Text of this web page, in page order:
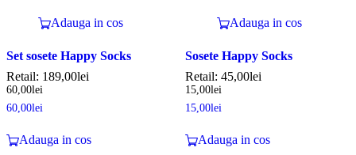
Adauga in cos
Set sosete Happy Socks
Retail: 189,00lei
60,00lei
60,00lei
Adauga in cos
Adauga in cos
Sosete Happy Socks
Retail: 45,00lei
15,00lei
15,00lei
Adauga in cos